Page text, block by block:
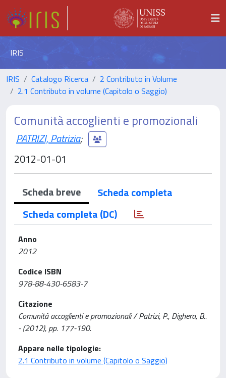
IRIS
IRIS Catalogo Ricerca
2 Contributo in Volume
2.1 Contributo in volume (Capitolo o Saggio)
Comunità accoglienti e promozionali
PATRIZI, Patrizia;
2012-01-01
Scheda breve
Scheda completa
Scheda completa (DC)
Anno
2012
Codice ISBN
978-88-430-6583-7
Citazione
Comunità accoglienti e promozionali / Patrizi, P., Dighera, B..
- (2012), pp. 177-190.
Appare nelle tipologie:
2.1 Contributo in volume (Capitolo o Saggio)